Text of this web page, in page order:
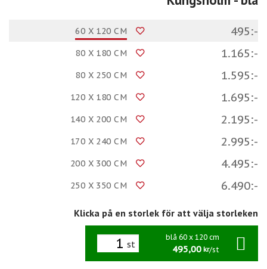
60 X 120 CM 495:-
80 X 180 CM 1.165:-
80 X 250 CM 1.595:-
120 X 180 CM 1.695:-
140 X 200 CM 2.195:-
170 X 240 CM 2.995:-
200 X 300 CM 4.495:-
250 X 350 CM 6.490:-
Klicka på en storlek för att välja storleken
st
blå 60 x 120 cm
495,00 kr/st